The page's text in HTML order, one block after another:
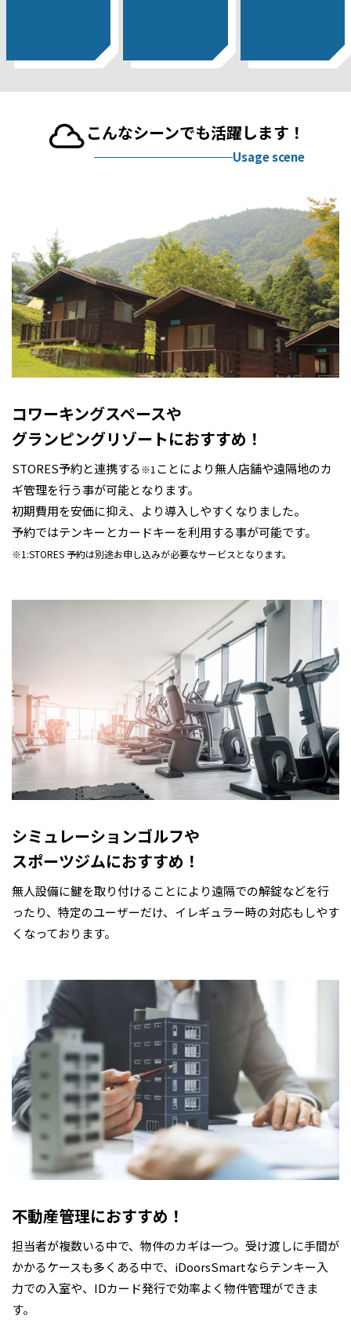
こんなシーンでも活躍します！
Usage scene
コワーキングスペースや
グランピングリゾートにおすすめ！
STORES予約と連携する※1ことにより無人店舗や遠隔地のカ
ギ管理を行う事が可能となります。
初期費用を安価に抑え、より導入しやすくなりました。
予約ではテンキーとカードキーを利用する事が可能です。
※1:STORES 予約は別途お申し込みが必要なサービスとなります。
シミュレーションゴルフや
スポーツジムにおすすめ！
無人設備に鍵を取り付けることにより遠隔での解錠などを行
ったり、特定のユーザーだけ、イレギュラー時の対応もしやす
くなっております。
不動産管理におすすめ！
担当者が複数いる中で、物件のカギは一つ。受け渡しに手間が
かかるケースも多くある中で、iDoorsSmartならテンキー入
力での入室や、IDカード発行で効率よく物件管理ができま
す。